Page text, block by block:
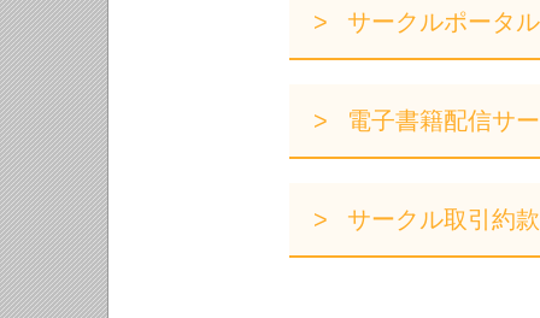
サークルポータ
電子書籍配信サ
サークル取引約款